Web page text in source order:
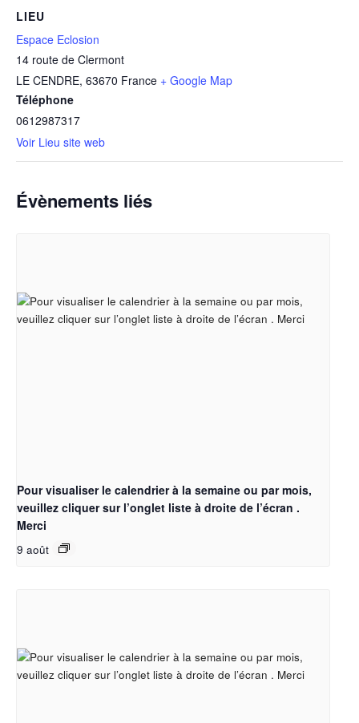
LIEU
Espace Eclosion
14 route de Clermont
LE CENDRE, 63670 France + Google Map
Téléphone
0612987317
Voir Lieu site web
Évènements liés
Pour visualiser le calendrier à la semaine ou par mois,
veuillez cliquer sur l’onglet liste à droite de l’écran .
Merci
9 août